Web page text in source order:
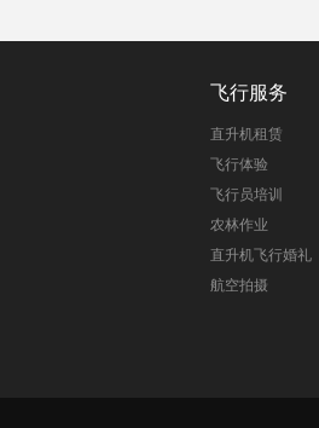
飞行服务
直升机租赁
飞行体验
飞行员培训
农林作业
直升机飞行婚礼
航空拍摄